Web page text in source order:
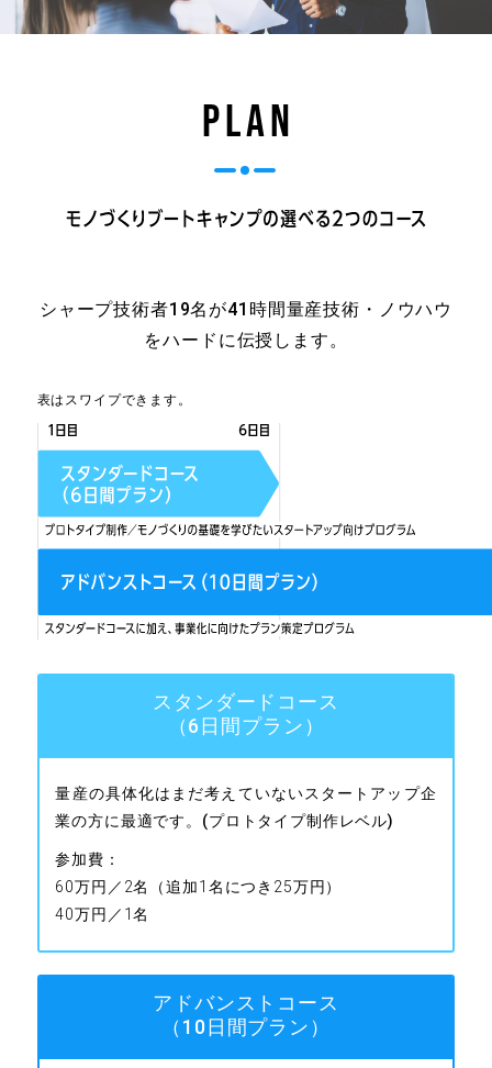
PLAN
シャープ技術者19名が41時間量産技術・ノウハウ
をハードに伝授します。
表はスワイプできます。
スタンダードコース
（6日間プラン）
量産の具体化はまだ考えていないスタートアップ企
業の方に最適です。(プロトタイプ制作レベル)
参加費：
60万円／2名（追加1名につき25万円）
40万円／1名
アドバンストコース
（10日間プラン）